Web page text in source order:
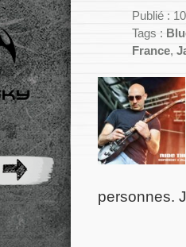
Publié :
Tags :
France,
personnes.